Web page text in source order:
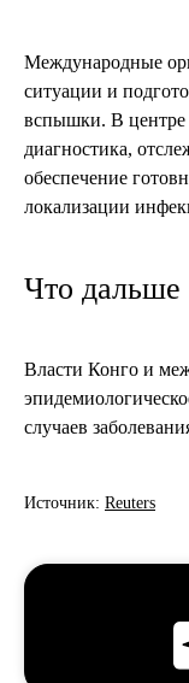
Международные
ситуации и
вспышки. В центре
диагностика,
обеспечение
локализации
Что дальше
Власти Конго и
случаев
Источник: Reuters